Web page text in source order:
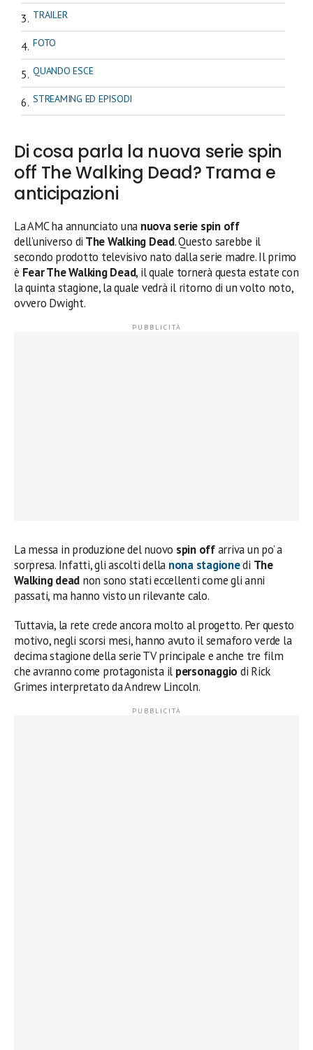
TRAILER
FOTO
QUANDO ESCE
STREAMING ED EPISODI
Di cosa parla la nuova serie spin
off The Walking Dead? Trama e
anticipazioni
La AMC ha annunciato una nuova serie spin off
dell’universo di The Walking Dead. Questo sarebbe il
secondo prodotto televisivo nato dalla serie madre. Il primo
è Fear The Walking Dead, il quale tornerà questa estate con
la quinta stagione, la quale vedrà il ritorno di un volto noto,
ovvero Dwight.
La messa in produzione del nuovo spin offarriva un po’ a
sorpresa. Infatti, gli ascolti della nona stagionedi The
Walking dead non sono stati eccellenti come gli anni
passati, ma hanno visto un rilevante calo.
Tuttavia, la rete crede ancora molto al progetto. Per questo
motivo, negli scorsi mesi, hanno avuto il semaforo verde la
decima stagione della serie TV principale e anche tre film
che avranno come protagonista il personaggio di Rick
Grimes interpretato da Andrew Lincoln.